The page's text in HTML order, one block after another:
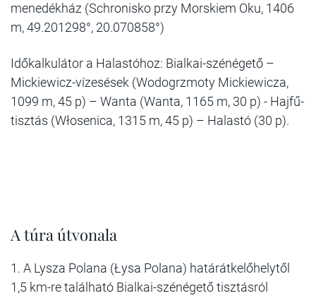
menedékház (Schronisko przy Morskiem Oku, 1406
m, 49.201298°, 20.070858°)
Időkalkulátor a Halastóhoz: Bialkai-szénégető –
Mickiewicz-vízesések (Wodogrzmoty Mickiewicza,
1099 m, 45 p) – Wanta (Wanta, 1165 m, 30 p) - Hajfű-
tisztás (Włosenica, 1315 m, 45 p) – Halastó (30 p).
A túra útvonala
1. A Lysza Polana (Łysa Polana) határátkelőhelytől
1,5 km-re található Bialkai-szénégető tisztásról